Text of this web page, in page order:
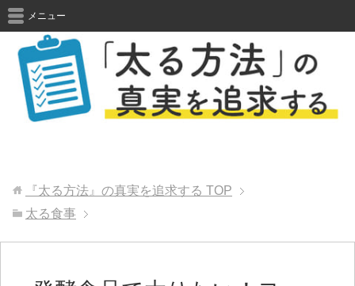
メニュー
『太る方法』の真実を追求する TOP
太る食事